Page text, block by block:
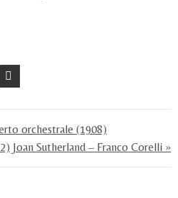
orchestrale (1908)
Joan Sutherland – Franco Corelli »